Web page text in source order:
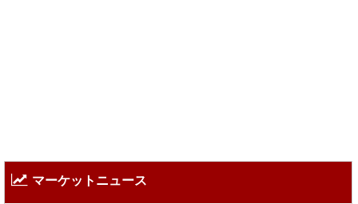
マーケットニュース